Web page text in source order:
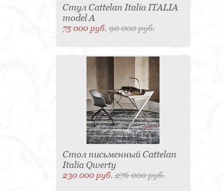
Стул Cattelan Italia ITALIA
model A
75 000 руб.90 000 руб.
Стол письменный Cattelan
Italia Qwerty
230 000 руб.276 000 руб.